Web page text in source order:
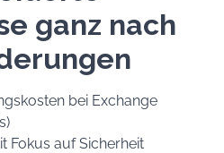
ganz nach
bei Exchange
Fokus auf Sicherheit